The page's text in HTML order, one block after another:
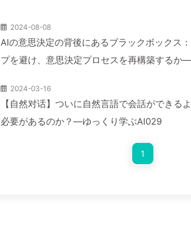
2024-08-08
AIの意思決定の背後にあるブラックボックス
プを避け、意思決定プロセスを再構築するか
2024-03-16
【自然对话】ついに自然言語で会話ができる
必要があるのか？—ゆっくり学ぶAI029
1